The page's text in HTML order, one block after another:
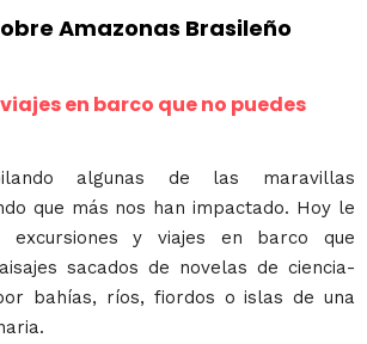
Amazonas Brasileño
en barco que no puedes
algunas de las maravillas
que más nos han impactado. Hoy le
y viajes en barco que
sacados de novelas de ciencia-
bahías, ríos, fiordos o islas de una